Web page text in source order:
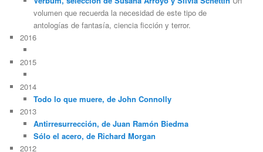
volumen que recuerda la necesidad de este tipo de
antologías de fantasía, ciencia ficción y terror.
2016
2015
2014
Todo lo que muere, de John Connolly
2013
Antirresurrección, de Juan Ramón Biedma
Sólo el acero, de Richard Morgan
2012